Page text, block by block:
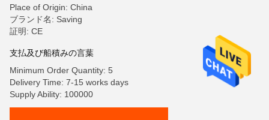
Place of Origin: China
ブランド名: Saving
証明: CE
支払及び船積みの言葉
Minimum Order Quantity: 5
Delivery Time: 7-15 works days
Supply Ability: 100000